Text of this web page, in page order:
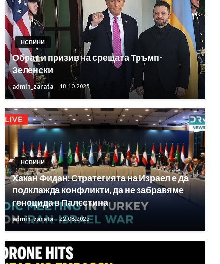
НОВИНИ
Обрат и призив на срещата Тръмп-
Зеленски
admin_zarata 18.10.2025
НОВИНИ
Хакан Фидан: Стратегията на Израел е да
подклажда конфликти, да не забравяме
геноцида в Палестина
admin_zarata 22.06.2025